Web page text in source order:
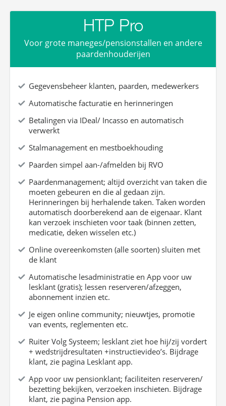
HTP Pro
Voor grote maneges/pensionstallen en andere
paardenhouderijen
Gegevensbeheer klanten, paarden, medewerkers
Automatische facturatie en herinneringen
Betalingen via IDeal/ Incasso en automatisch
verwerkt
Stalmanagement en mestboekhouding
Paarden simpel aan-/afmelden bij RVO
Paardenmanagement; altijd overzicht van taken die
moeten gebeuren en die al gedaan zijn.
Herinneringen bij herhalende taken. Taken worden
automatisch doorberekend aan de eigenaar. Klant
kan verzoek inschieten voor taak (binnen zetten,
medicatie, deken wisselen etc.)
Online overeenkomsten (alle soorten) sluiten met
de klant
Automatische lesadministratie en App voor uw
lesklant (gratis); lessen reserveren/afzeggen,
abonnement inzien etc.
Je eigen online community; nieuwtjes, promotie
van events, reglementen etc.
Ruiter Volg Systeem; lesklant ziet hoe hij/zij vordert
+ wedstrijdresultaten +instructievideo’s. Bijdrage
klant, zie pagina Lesklant app.
App voor uw pensionklant; faciliteiten reserveren/
bezetting bekijken, verzoeken inschieten. Bijdrage
klant, zie pagina Pension app.